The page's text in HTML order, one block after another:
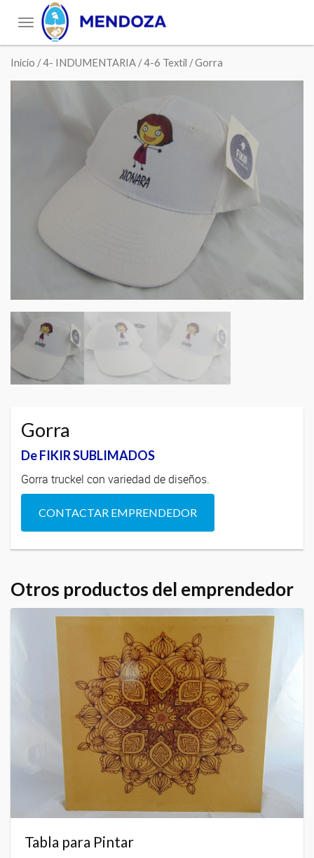
Toggle
navigation
Inicio /4- INDUMENTARIA /4-6 Textil / Gorra
Gorra
De FIKIR SUBLIMADOS
Gorra truckel con variedad de diseños.
CONTACTAR EMPRENDEDOR
Otros productos del emprendedor
Tabla para Pintar